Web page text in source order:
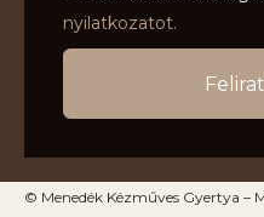
nyilatkozatot.
© Menedék Kézműves Gyertya –